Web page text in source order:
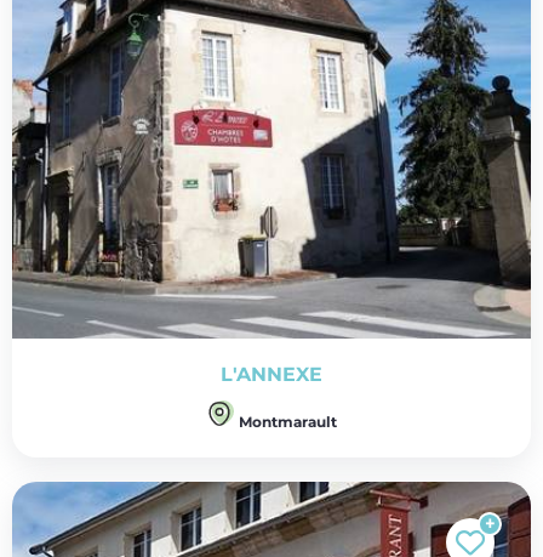
L'ANNEXE
Montmarault